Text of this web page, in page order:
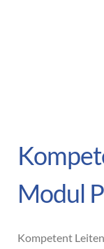
Modul
Kompetent